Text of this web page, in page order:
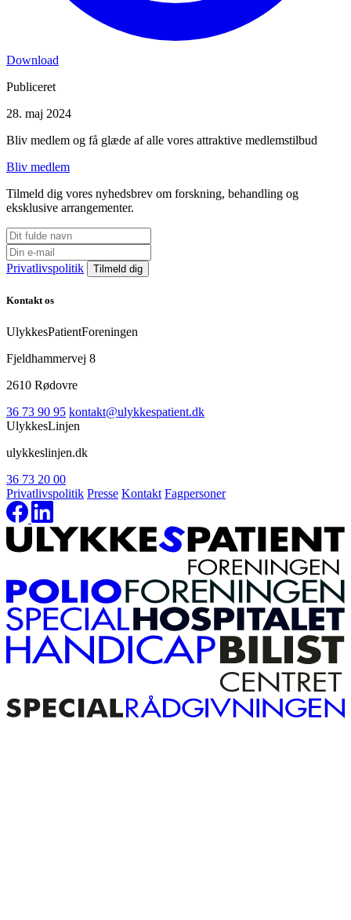
Download
Publiceret
28. maj 2024
Bliv medlem og få glæde af alle vores attraktive medlemstilbud
Bliv medlem
Tilmeld dig vores nyhedsbrev om forskning, behandling og
eksklusive arrangementer.
Privatlivspolitik
Kontakt os
UlykkesPatientForeningen
Fjeldhammervej 8
2610 Rødovre
36 73 90 95 kontakt@ulykkespatient.dk
UlykkesLinjen
ulykkeslinjen.dk
36 73 20 00
Privatlivspolitik Presse Kontakt Fagpersoner